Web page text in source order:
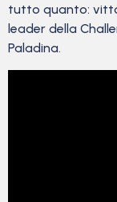
tutto quanto:
leader della
Paladina.